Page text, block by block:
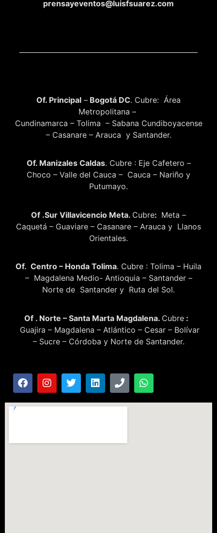
prensayeventos@luisfsuarez.com
Of. Principal – Bogotá DC. Cubre: Área
Metropolitana –
Cundinamarca – Tolima – Sabana Cundiboyacense
– Casanare – Arauca y Santander.
Of. Manizales Caldas. Cubre : Eje Cafetero –
Choco – Valle del Cauca – Cauca – Nariño y
Putumayo.
Of .Sur Villavicencio Meta. Cubre: Meta –
Caquetá – Guaviare – Casanare – Arauca y Llanos
Orientales.
Of. Centro – Honda Tolima. Cubre : Tolima – Huila
– Magdalena Medio- Antioquia – Santander –
Norte de Santander y Ruta del Sol.
Of . Norte – Santa Marta Magdalena. Cubre :
Guajira – Magdalena – Atlántico – Cesar – Bolívar
– Sucre – Córdoba y Norte de Santander.